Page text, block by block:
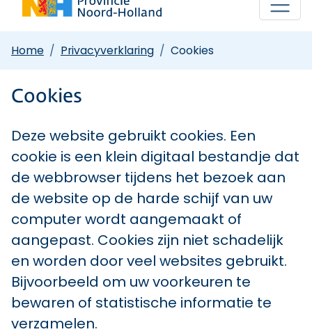
Home Privacyverklaring Cookies
Cookies
Deze website gebruikt cookies. Een
cookie is een klein digitaal bestandje dat
de webbrowser tijdens het bezoek aan
de website op de harde schijf van uw
computer wordt aangemaakt of
aangepast. Cookies zijn niet schadelijk
en worden door veel websites gebruikt.
Bijvoorbeeld om uw voorkeuren te
bewaren of statistische informatie te
verzamelen.